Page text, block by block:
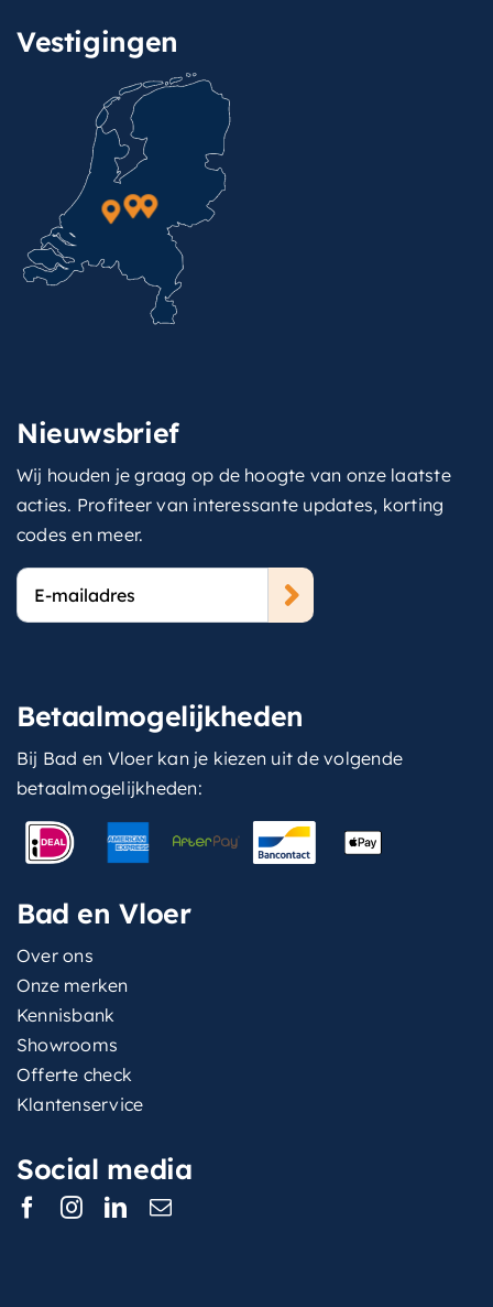
Vestigingen
Nieuwsbrief
Wij houden je graag op de hoogte van onze laatste
acties. Profiteer van interessante updates, korting
codes en meer.
E-
mailadres
Betaalmogelijkheden
Bij Bad en Vloer kan je kiezen uit de volgende
betaalmogelijkheden:
Bad en Vloer
Over ons
Onze merken
Kennisbank
Showrooms
Offerte check
Klantenservice
Social media